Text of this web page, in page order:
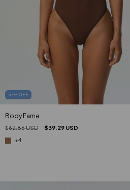
37% OFF
Body Fame
$62.86 USD $39.29 USD
+4